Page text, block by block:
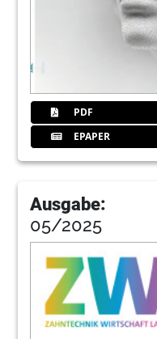
PDF
EPAPER
Ausgabe:
05/2025